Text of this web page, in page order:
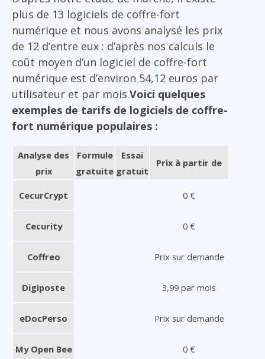
plus de 13 logiciels de coffre-fort
numérique et nous avons analysé les prix
de 12 d’entre eux : d’après nos calculs le
coût moyen d’un logiciel de coffre-fort
numérique est d’environ 54,12 euros par
utilisateur et par mois.Voici quelques
exemples de tarifs de logiciels de coffre-
fort numérique populaires :
Analyse des
prix
Formule
gratuite
Essai
gratuit
Prix à partir de
CecurCrypt 0 €
Cecurity 0 €
Coffreo Prix sur demande
Digiposte 3,99 par mois
eDocPerso Prix sur demande
My Open Bee 0 €